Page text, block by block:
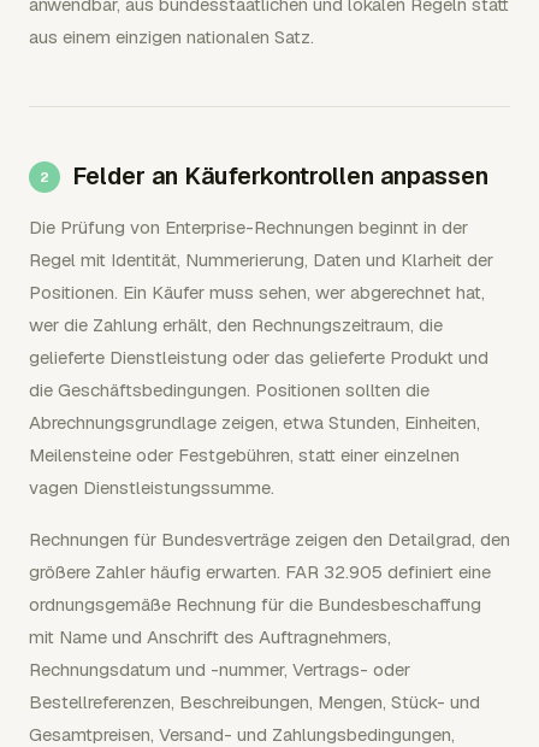
aus einem einzigen nationalen Satz.
Felder an Käuferkontrollen anpassen
Die Prüfung von Enterprise-Rechnungen beginnt in der
Regel mit Identität, Nummerierung, Daten und Klarheit der
Positionen. Ein Käufer muss sehen, wer abgerechnet hat,
wer die Zahlung erhält, den Rechnungszeitraum, die
gelieferte Dienstleistung oder das gelieferte Produkt und
die Geschäftsbedingungen. Positionen sollten die
Abrechnungsgrundlage zeigen, etwa Stunden, Einheiten,
Meilensteine oder Festgebühren, statt einer einzelnen
vagen Dienstleistungssumme.
Rechnungen für Bundesverträge zeigen den Detailgrad, den
größere Zahler häufig erwarten. FAR 32.905 definiert eine
ordnungsgemäße Rechnung für die Bundesbeschaffung
mit Name und Anschrift des Auftragnehmers,
Rechnungsdatum und -nummer, Vertrags- oder
Bestellreferenzen, Beschreibungen, Mengen, Stück- und
Gesamtpreisen, Versand- und Zahlungsbedingungen,